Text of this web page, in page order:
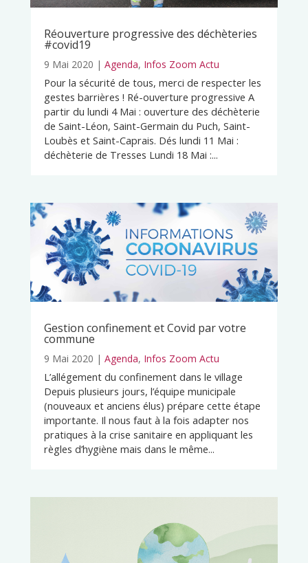
Réouverture progressive des déchèteries
#covid19
9 Mai 2020 | Agenda, Infos Zoom Actu
Pour la sécurité de tous, merci de respecter les
gestes barrières ! Ré-ouverture progressive A
partir du lundi 4 Mai : ouverture des déchèterie
de Saint-Léon, Saint-Germain du Puch, Saint-
Loubès et Saint-Caprais. Dés lundi 11 Mai :
déchèterie de Tresses Lundi 18 Mai :...
Gestion confinement et Covid par votre
commune
9 Mai 2020 | Agenda, Infos Zoom Actu
L’allégement du confinement dans le village
Depuis plusieurs jours, l’équipe municipale
(nouveaux et anciens élus) prépare cette étape
importante. Il nous faut à la fois adapter nos
pratiques à la crise sanitaire en appliquant les
règles d’hygiène mais dans le même...